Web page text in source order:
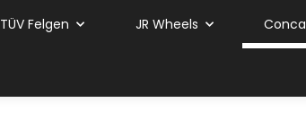
TÜV Felgen JR Wheels